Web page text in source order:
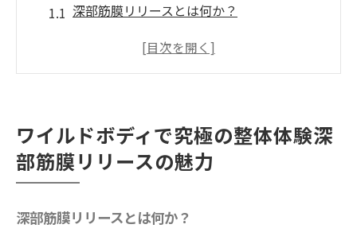
深部筋膜リリースとは何か？
筋膜リリースの歴史と進化
施術後の効果的な過ごし方
整体で心身のリフレッシュをワイルドボディで
徳島県の整体院ワイルドボディの特色
ワイルドボディで究極の整体体験深
部筋膜リリースの魅力
深部筋膜リリースとは何か？